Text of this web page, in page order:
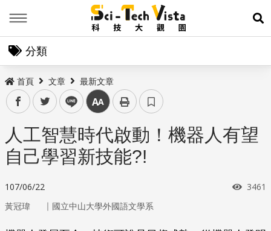
展
分類
首頁 文章 最新文章
facebooktwitter line 中
人工智慧時代啟動！機器人有望
自己學習新技能?!
107/06/22 瀏覽
3461
黃冠瑋 ｜ 國立中山大學外國語文學系